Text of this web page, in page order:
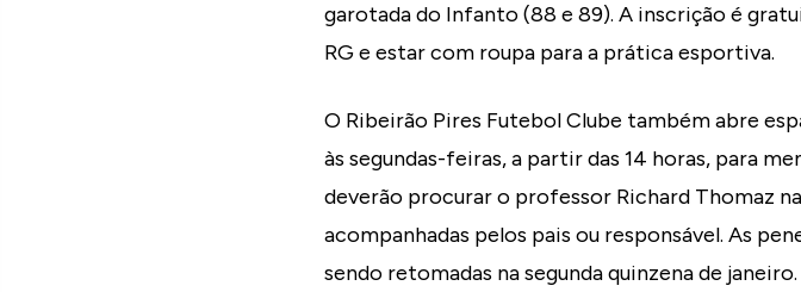
garotada do Infanto (88 e 89). A inscrição é
RG e estar com roupa para a prática esportiva.
O Ribeirão Pires Futebol Clube também abre
às segundas-feiras, a partir das 14 horas, para
deverão procurar o professor Richard Thomaz
acompanhadas pelos pais ou responsável. As
sendo retomadas na segunda quinzena de janeiro.